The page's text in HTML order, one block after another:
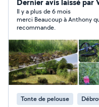
réparations,
mobilier, pose de
plots). L'entretien de
et jardins, tonte, taille
élagage, évacuation
jardins). Le nettoyage
toiture, façade,
piscine, monuments
Il y a plus de 6 mois
merci Beaucoup à Anthony
recommande.
Tonte de pelouse